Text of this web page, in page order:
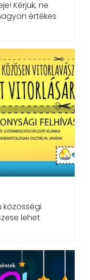
Kérjük, ne
értékes
közösségi
lehet